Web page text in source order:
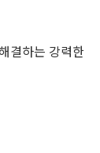
결하는 강력한